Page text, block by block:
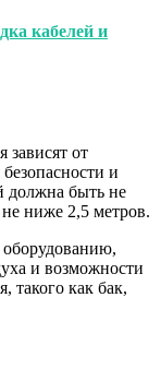
кабелей и
от
и
должна быть не
ниже 2,5 метров.
оборудованию,
и возможности
такого как бак,